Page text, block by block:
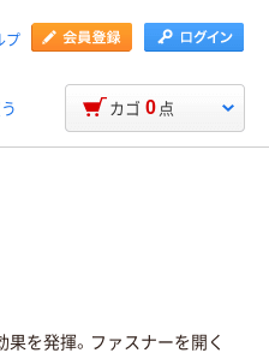
プ
カゴ 0 点
を発揮。ファスナーを開く